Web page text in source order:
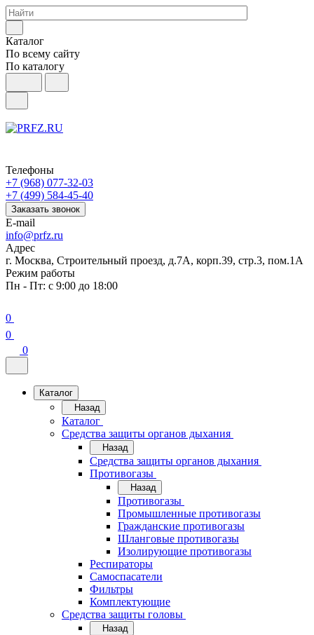
Каталог
По всему сайту
По каталогу
Телефоны
+7 (968) 077-32-03
+7 (499) 584-45-40
Заказать звонок
E-mail
info@prfz.ru
Адрес
г. Москва, Строительный проезд, д.7А, корп.39, стр.3, пом.1А
Режим работы
Пн - Пт: с 9:00 до 18:00
0
0
0
Каталог
Назад
Каталог
Средства защиты органов дыхания
Назад
Средства защиты органов дыхания
Противогазы
Назад
Противогазы
Промышленные противогазы
Гражданские противогазы
Шланговые противогазы
Изолирующие противогазы
Респираторы
Самоспасатели
Фильтры
Комплектующие
Средства защиты головы
Назад